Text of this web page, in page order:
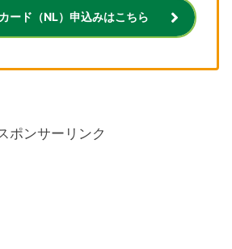
ード（NL）申込みはこちら
ポンサーリンク